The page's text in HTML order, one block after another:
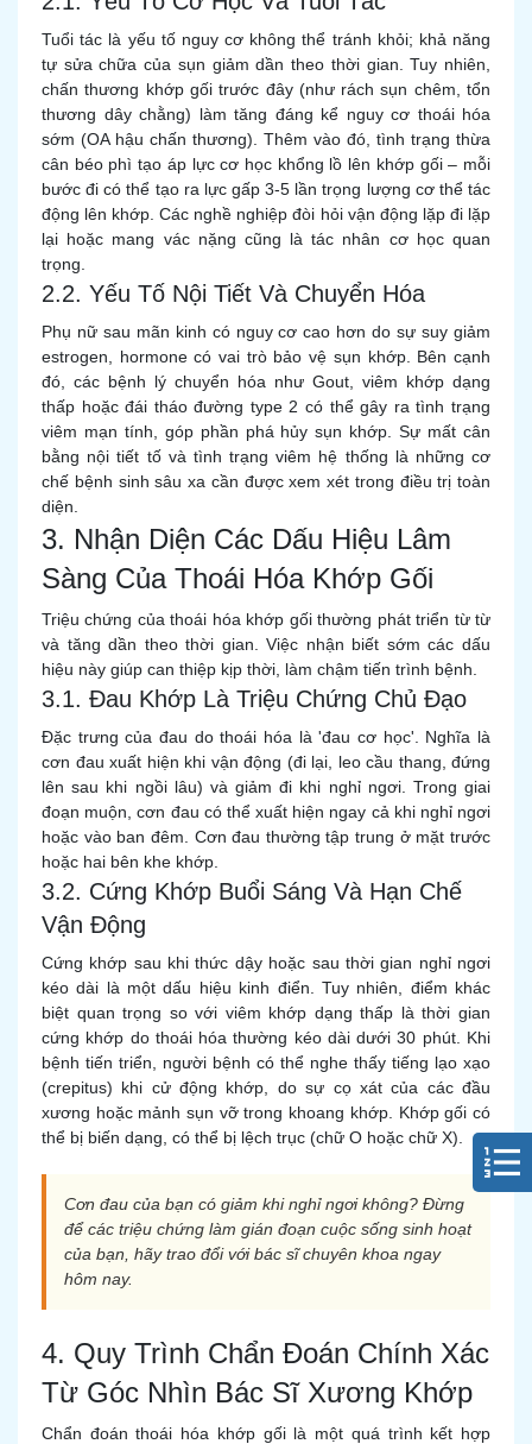
Tuổi tác là yếu tố nguy cơ không thể tránh khỏi; khả năng
tự sửa chữa của sụn giảm dần theo thời gian. Tuy nhiên,
chấn thương khớp gối trước đây (như rách sụn chêm, tổn
thương dây chằng) làm tăng đáng kể nguy cơ thoái hóa
sớm (OA hậu chấn thương). Thêm vào đó, tình trạng thừa
cân béo phì tạo áp lực cơ học khổng lồ lên khớp gối – mỗi
bước đi có thể tạo ra lực gấp 3-5 lần trọng lượng cơ thể tác
động lên khớp. Các nghề nghiệp đòi hỏi vận động lặp đi lặp
lại hoặc mang vác nặng cũng là tác nhân cơ học quan
trọng.
2.2. Yếu Tố Nội Tiết Và Chuyển Hóa
Phụ nữ sau mãn kinh có nguy cơ cao hơn do sự suy giảm
estrogen, hormone có vai trò bảo vệ sụn khớp. Bên cạnh
đó, các bệnh lý chuyển hóa như Gout, viêm khớp dạng
thấp hoặc đái tháo đường type 2 có thể gây ra tình trạng
viêm mạn tính, góp phần phá hủy sụn khớp. Sự mất cân
bằng nội tiết tố và tình trạng viêm hệ thống là những cơ
chế bệnh sinh sâu xa cần được xem xét trong điều trị toàn
diện.
3. Nhận Diện Các Dấu Hiệu Lâm
Sàng Của Thoái Hóa Khớp Gối
Triệu chứng của thoái hóa khớp gối thường phát triển từ từ
và tăng dần theo thời gian. Việc nhận biết sớm các dấu
hiệu này giúp can thiệp kịp thời, làm chậm tiến trình bệnh.
3.1. Đau Khớp Là Triệu Chứng Chủ Đạo
Đặc trưng của đau do thoái hóa là 'đau cơ học'. Nghĩa là
cơn đau xuất hiện khi vận động (đi lại, leo cầu thang, đứng
lên sau khi ngồi lâu) và giảm đi khi nghỉ ngơi. Trong giai
đoạn muộn, cơn đau có thể xuất hiện ngay cả khi nghỉ ngơi
hoặc vào ban đêm. Cơn đau thường tập trung ở mặt trước
hoặc hai bên khe khớp.
3.2. Cứng Khớp Buổi Sáng Và Hạn Chế
Vận Động
Cứng khớp sau khi thức dậy hoặc sau thời gian nghỉ ngơi
kéo dài là một dấu hiệu kinh điển. Tuy nhiên, điểm khác
biệt quan trọng so với viêm khớp dạng thấp là thời gian
cứng khớp do thoái hóa thường kéo dài dưới 30 phút. Khi
bệnh tiến triển, người bệnh có thể nghe thấy tiếng lạo xạo
(crepitus) khi cử động khớp, do sự cọ xát của các đầu
xương hoặc mảnh sụn vỡ trong khoang khớp. Khớp gối có
thể bị biến dạng, có thể bị lệch trục (chữ O hoặc chữ X).
Cơn đau của bạn có giảm khi nghỉ ngơi không? Đừng
để các triệu chứng làm gián đoạn cuộc sống sinh hoạt
của bạn, hãy trao đổi với bác sĩ chuyên khoa ngay
hôm nay.
4. Quy Trình Chẩn Đoán Chính Xác
Từ Góc Nhìn Bác Sĩ Xương Khớp
Chẩn đoán thoái hóa khớp gối là một quá trình kết hợp